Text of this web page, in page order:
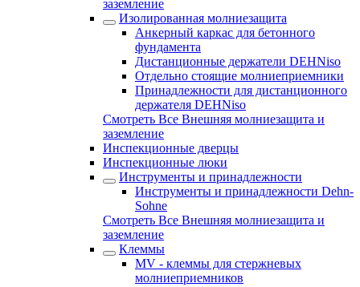
заземление
Изолированная молниезащита
Анкерный каркас для бетонного
фундамента
Дистанционные держатели DEHNiso
Отдельно стоящие молниеприемники
Принадлежности для дистанционного
держателя DEHNiso
Смотреть Все Внешняя молниезащита и
заземление
Инспекционные дверцы
Инспекционные люки
Инструменты и принадлежности
Инструменты и принадлежности Dehn-
Sohne
Смотреть Все Внешняя молниезащита и
заземление
Клеммы
MV - клеммы для стержневых
молниеприемников